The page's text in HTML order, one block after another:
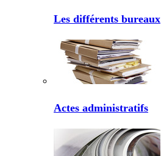
Les différents bureaux
Actes administratifs